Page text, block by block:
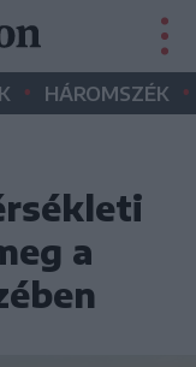
• HÁROMSZÉK •
a